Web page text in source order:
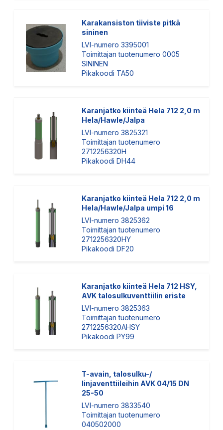
Karakansiston tiiviste pitkä
sininen
LVI-numero 3395001
Toimittajan tuotenumero 0005
SININEN
Pikakoodi TA50
Karanjatko kiinteä Hela 712 2,0 m
Hela/Hawle/Jalpa
LVI-numero 3825321
Toimittajan tuotenumero
2712256320H
Pikakoodi DH44
Karanjatko kiinteä Hela 712 2,0 m
Hela/Hawle/Jalpa umpi 16
LVI-numero 3825362
Toimittajan tuotenumero
2712256320HY
Pikakoodi DF20
Karanjatko kiinteä Hela 712 HSY,
AVK talosulkuventtiilin eriste
LVI-numero 3825363
Toimittajan tuotenumero
2712256320AHSY
Pikakoodi PY99
T-avain, talosulku-/
linjaventtiileihin AVK 04/15 DN
25-50
LVI-numero 3833540
Toimittajan tuotenumero
040502000